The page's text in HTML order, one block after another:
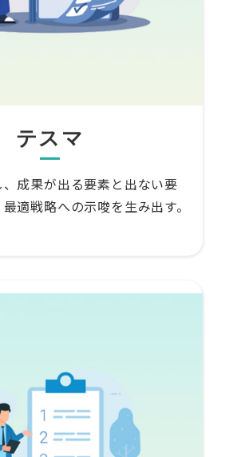
テスマ
成果が出る要素と出ない要
適戦略への示唆を生み出す。